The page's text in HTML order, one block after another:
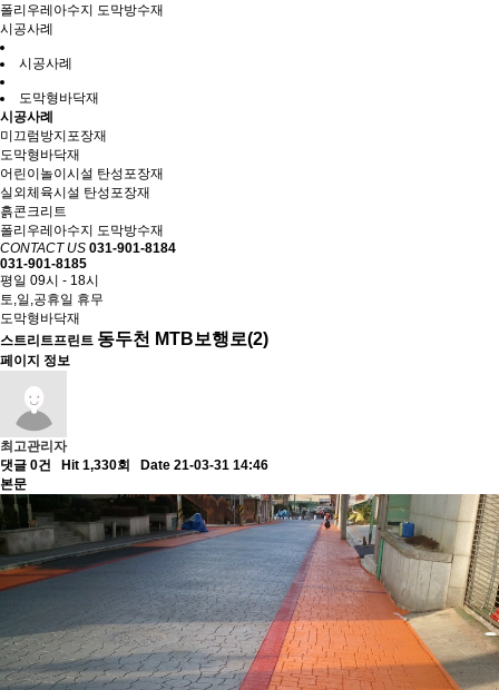
폴리우레아수지 도막방수재
시공사례
시공사례
도막형바닥재
시공사례
미끄럼방지포장재
도막형바닥재
어린이놀이시설 탄성포장재
실외체육시설 탄성포장재
흙콘크리트
폴리우레아수지 도막방수재
CONTACT US 031-901-8184
031-901-8185
평일 09시 - 18시
토,일,공휴일 휴무
도막형바닥재
스트리트프린트 동두천 MTB보행로(2)
페이지 정보
최고관리자
댓글 0건
Hit 1,330회
Date 21-03-31 14:46
본문